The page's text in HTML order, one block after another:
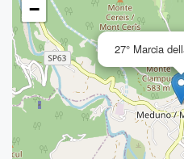
27° Marcia
−